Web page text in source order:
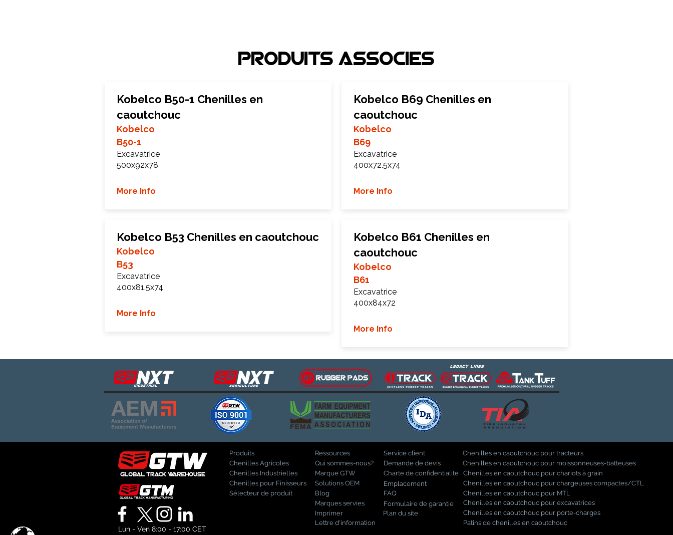
Produits associEs
Kobelco B50-1 Chenilles en
caoutchouc
Kobelco
B50-1
Excavatrice
500x92x78
More Info
Kobelco B53 Chenilles en caoutchouc
Kobelco
B53
Excavatrice
400x81.5x74
More Info
Kobelco B69 Chenilles en
caoutchouc
Kobelco
B69
Excavatrice
400x72.5x74
More Info
Kobelco B61 Chenilles en
caoutchouc
Kobelco
B61
Excavatrice
400x84x72
More Info
Lun - Ven 8:00 - 17:00 CET
Produits
Chenilles Agricoles
Chenilles Industrielles
Chenilles pour Finisseurs
Sélecteur de produit
Service client
Ressources
Qui sommes-nous?
Marque GTW
Solutions OEM
Blog
Marques servies
Imprimer
Lettre d'information
Demande de devis
Charte de confidentialité
Emplacement
FAQ
Formulaire de garantie
Plan du site
Chenilles en caoutchouc pour tracteurs
Chenilles en caoutchouc pour moissonneuses-batteuses
Chenilles en caoutchouc pour chariots à grain
Chenilles en caoutchouc pour chargeuses compactes/CTL
Chenilles en caoutchouc pour MTL
Chenilles en caoutchouc pour excavatrices
Chenilles en caoutchouc pour porte-charges
Patins de chenilles en caoutchouc